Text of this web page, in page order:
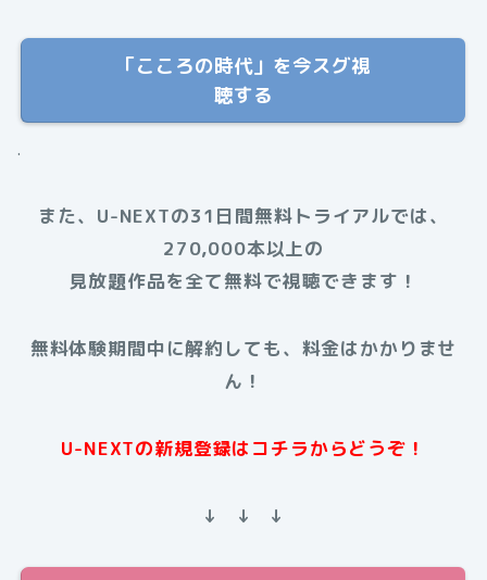
「こころの時代」を今スグ視
聴する
.
また、U-NEXTの31日間無料トライアルでは、
270,000本以上の
見放題作品を全て無料で視聴できます！
無料体験期間中に解約しても、料金はかかりませ
ん！
U-NEXTの新規登録はコチラからどうぞ！
↓ ↓ ↓